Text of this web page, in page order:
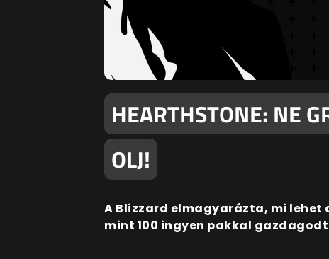
HEARTHSTONE: NE
OLJ!
A Blizzard elmagyarázta, mi lehet
mint 100 ingyen pakkal